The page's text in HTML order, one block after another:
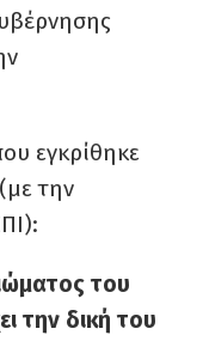
εγκρίθηκε
την
του
την δική του